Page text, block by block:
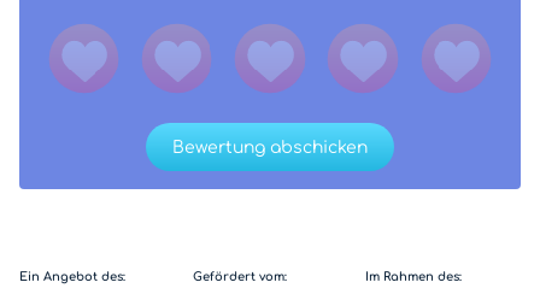
Bewertung abschicken
Ein Angebot des: Gefördert vom: Im Rahmen des: